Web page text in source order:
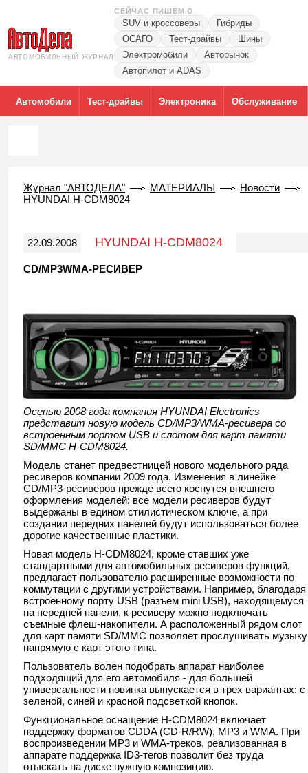
АВТОМОБИЛЬНЫЙ ЖУРНАЛ
СЕЙЧАС ПИШЕМ О
SUV и кроссоверы
Гибриды
ОСАГО
Тест-драйвы
Шины
Электромобили
Авторынок
Автопилот и ADAS
Автомобили Тест-драйвы Электроника Обслуживание
Журнал "АВТОДЕЛА" МАТЕРИАЛЫ
Новости
HYUNDAI H-CDM8024
22.09.2008 HYUNDAI H-CDM8024
CD/MP3WMA-РЕСИВЕР
Осенью 2008 года компания HYUNDAI Electronics
представит новую модель CD/MP3/WMA-ресивера со
встроенным портом USB и слотом для карт памяти
SD/MMC H-CDM8024.
Модель станет предвестницей нового модельного ряда
ресиверов компании 2009 года. Изменения в линейке
CD/MP3-ресиверов прежде всего коснутся внешнего
оформления моделей: все модели ресиверов будут
выдержаны в едином стилистическом ключе, а при
создании передних панелей будут использоваться более
дорогие качественные пластики.
Новая модель H-CDM8024, кроме ставших уже
стандартными для автомобильных ресиверов функций,
предлагает пользователю расширенные возможности по
коммутации с другими устройствами. Например, благодаря
встроенному порту USB (разъем mini USB), находящемуся
на передней панели, к ресиверу можно подключать
съемные флеш-накопители. А расположенный рядом слот
для карт памяти SD/MMC позволяет прослушивать музыку
напрямую с карт этого типа.
Пользователь волен подобрать аппарат наиболее
подходящий для его автомобиля - для большей
универсальности новинка выпускается в трех вариантах: с
зеленой, синей и красной подсветкой кнопок.
Функциональное оснащение H-CDM8024 включает
поддержку форматов CDDA (CD-R/RW), MP3 и WMA. При
воспроизведении MP3 и WMA-треков, реализованная в
аппарате поддержка ID3-тегов позволит без труда
отыскать на диске нужную композицию.